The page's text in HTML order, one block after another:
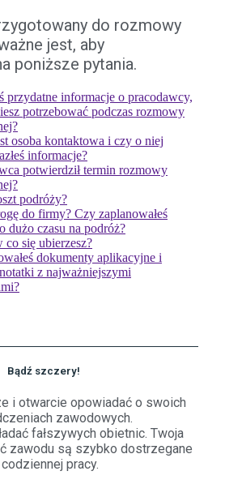
do rozmowy
jest, aby
poniższe pytania.
przydatne informacje o pracodawcy,
potrzebować podczas rozmowy
osoba kontaktowa i czy o niej
informacje?
potwierdził termin rozmowy
podróży?
do firmy? Czy zaplanowałeś
dużo czasu na podróż?
się ubierzesz?
dokumenty aplikacyjne i
z najważniejszymi
Bądź szczery!
i otwarcie opowiadać o swoich
zawodowych.
fałszywych obietnic. Twoja
zawodu są szybko dostrzegane
pracy.